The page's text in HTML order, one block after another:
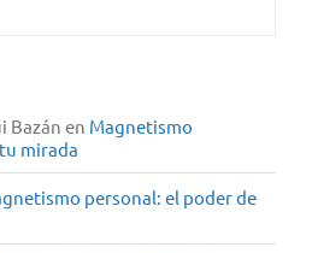
Bazán en Magnetismo
mirada
personal: el poder de